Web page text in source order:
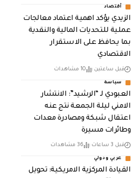
أقتصاد
الزيدي يؤكد اهمية اعتماد معالجات
عملية للتحديات المالية والنقدية
بما يحافظ على الاستقرار
الاقتصادي
قبل ساعتين 10 مشاهدات
سياسة
العبودي لـ “الرشيد”: الانتشار
الامني ليلة الجمعة نتج عنه
اعتقال شبكة ومصادرة معدات
وطائرات مسيرة
قبل 3 ساعات 36 مشاهدات
عربي ودولي
القيادة المركزية الامريكية: تحويل